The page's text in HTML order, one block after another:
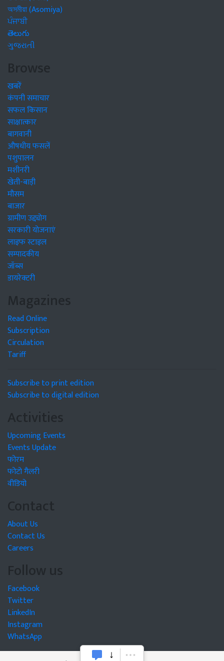
অসমীয়া (Asomiya)
ਪੰਜਾਬੀ
తెలుగు
ગુજરાતી
Browse
खबरें
कंपनी समाचार
सफल किसान
साक्षात्कार
बागवानी
औषधीय फसलें
पशुपालन
मशीनरी
खेती-बाड़ी
मौसम
बाजार
ग्रामीण उद्द्योग
सरकारी योजनाएं
लाइफ स्टाइल
सम्पादकीय
जॉब्स
डायरेक्टरी
Magazines
Read Online
Subscription
Circulation
Tariff
Subscribe to print edition
Subscribe to digital edition
Activities
Upcoming Events
Events Update
फोरम
फोटो गैलरी
वीडियो
Contact
About Us
Contact Us
Careers
Follow us
Facebook
Twitter
LinkedIn
Instagram
WhatsApp